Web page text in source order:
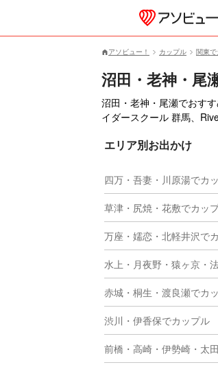
アソビュー！ カップル 関東
沼田・老神・尾
沼田・老神・尾瀬でおす
イダースクール 群馬、
エリア別お出かけ
四万・吾妻・川原湯でカ
草津・尻焼・花敷でカッ
万座・嬬恋・北軽井沢で
水上・月夜野・猿ヶ京・
赤城・桐生・渡良瀬でカ
渋川・伊香保でカップル
前橋・高崎・伊勢崎・太